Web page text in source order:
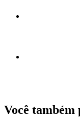
Você também